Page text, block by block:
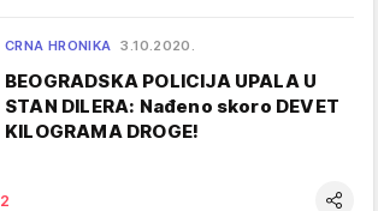
CRNA HRONIKA 3.10.2020.
BEOGRADSKA POLICIJA UPALA U
STAN DILERA: Nađeno skoro DEVET
KILOGRAMA DROGE!
2